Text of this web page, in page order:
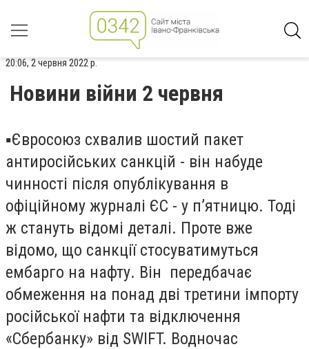
20:06, 2 червня 2022 р.
Новини війни 2 червня
▪️Євросоюз схвалив шостий пакет
антиросійських санкцій - він набуде
чинності після опублікування в
офіційному журналі ЄС - у п’ятницю. Тоді
ж стануть відомі деталі. Проте вже
відомо, що санкції стосуватимуться
ембарго на нафту. Він передбачає
обмеження на понад дві третини імпорту
російської нафти та відключення
«Сбербанку» від SWIFT. Водночас